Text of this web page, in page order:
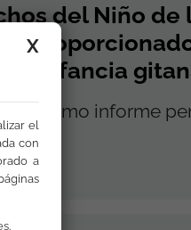
del Niño de
la infancia
séptimo informe
X
el
con
a
.